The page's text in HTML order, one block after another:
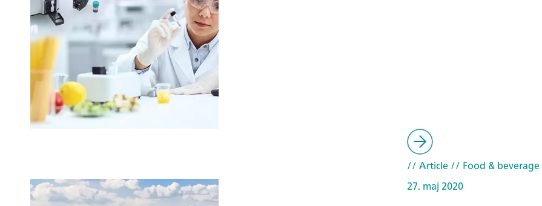
// Article// Food & beverage
27. maj 2020